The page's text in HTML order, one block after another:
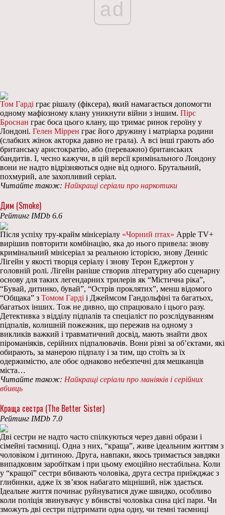
ad
Том Гарді грає рішалу (фіксера), який намагається допомогти
одному мафіозному клану уникнути війни з іншим. Пірс
Броснан грає боса цього клану, що тримає ринок героїну у
Лондоні. Гелен Міррен грає його дружину і матріарха родини
(слабких жінок акторка давно не грала). А всі інші грають або
британську аристократію, або (переважно) британських
бандитів. І, чесно кажучи, в цій версії кримінального Лондону
вони не надто відрізняються одне від одного. Брутальний,
похмурий, але захопливий серіал.
Читайте також: Найкращі серіали про наркотики
Дим (Smoke)
Рейтинг IMDb 6.6
Після успіху тру-крайм мінісеріалу «Чорний птах» Apple TV+
вирішив повторити комбінацію, яка до нього привела: знову
кримінальний мінісеріал за реальною історією, знову Денніс
Лігейн у якості творця серіалу і знову Терон Еджертон у
головній ролі. Лігейн раніше створив літературну або сценарну
основу для таких легендарних трилерів як “Містична ріка”,
“Бувай, дитинко, бувай”, “Острів проклятих”, менш відомого
“Общака” з Томом Гарді і Джеймсом Гандольфіні та багатьох,
багатьох інших. Тож не дивно, що спрацювало і цього разу.
Детективка з відділу підпалів та спеціаліст по розслідуванням
підпалів, колишній пожежник, що пережив на одному з
викликів важкий і травматичний досвід, мають знайти двох
піроманіяків, серійних підпалювачів. Вони різні за об’єктами, які
обирають, за манерою підпалу і за тим, що стоїть за їх
одержимістю, але обоє однаково небезпечні для мешканців
міста…
Читайте також: Найкращі серіали про маніяків і серійних
вбивць
Краща сестра (The Better Sister)
Рейтинг IMDb 7.0
Дві сестри не надто часто спілкуються через давні образи і
сімейні таємниці. Одна з них, “краща”, живе ідеальним життям з
чоловіком і дитиною. Друга, навпаки, якось тримається завдяки
випадковим заробіткам і при цьому емоційно нестабільна. Коли
у “кращої” сестри вбивають чоловіка, друга сестра приїжджає з
глибинки, адже їх зв’язок набагато міцніший, ніж здається.
Ідеальне життя починає руйнуватися дуже швидко, особливо
коли поліція звинувачує у вбивстві чоловіка сина цієї пари. Чи
зможуть дві сестри підтримати одна одну, чи темні таємниці